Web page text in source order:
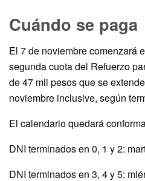
Cuándo se paga
El 7 de noviembre comenzará
segunda cuota del Refuerzo
de 47 mil pesos que se
noviembre inclusive, según
El calendario quedará
DNI terminados en 0, 1 y 2:
DNI terminados en 3, 4 y 5: